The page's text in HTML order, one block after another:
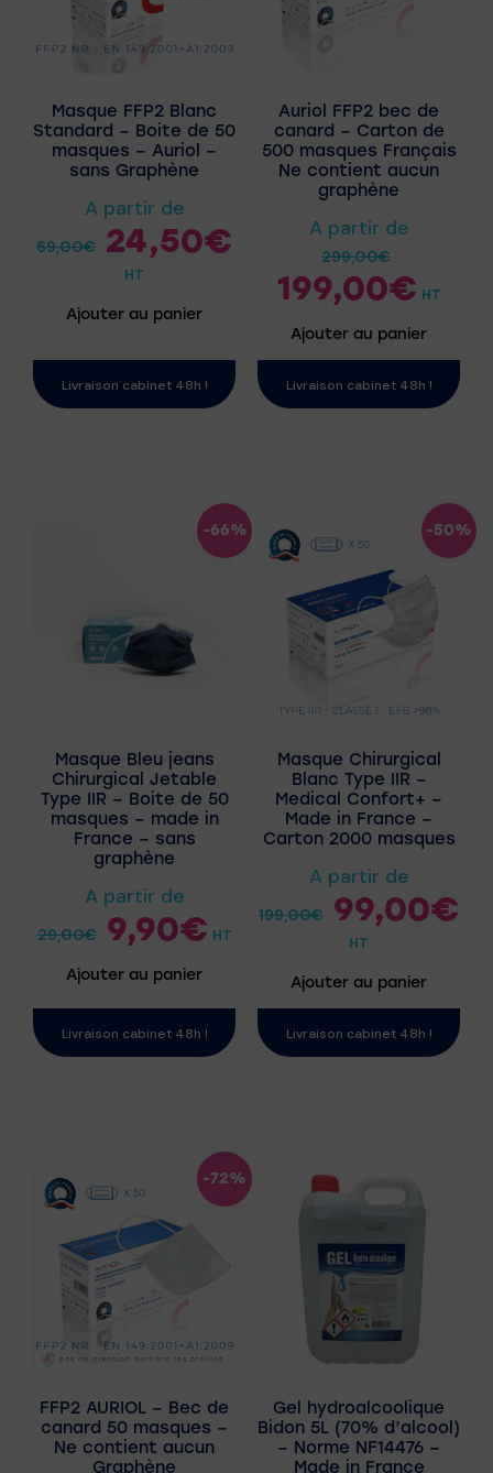
Masque FFP2 Blanc
Standard – Boite de 50
masques – Auriol –
sans Graphène
A partir de
69,00€ 24,50€
HT
Ajouter au panier
Livraison cabinet 48h !
Auriol FFP2 bec de
canard – Carton de
500 masques Français
Ne contient aucun
graphène
A partir de
299,00€
199,00€ HT
Ajouter au panier
Livraison cabinet 48h !
-66%
Masque Bleu jeans
Chirurgical Jetable
Type IIR – Boite de 50
masques – made in
France – sans
graphène
A partir de
29,00€ 9,90€ HT
Ajouter au panier
Livraison cabinet 48h !
-50%
Masque Chirurgical
Blanc Type IIR –
Medical Confort+ –
Made in France –
Carton 2000 masques
A partir de
199,00€ 99,00€
HT
Ajouter au panier
Livraison cabinet 48h !
-72%
FFP2 AURIOL – Bec de
canard 50 masques –
Ne contient aucun
Graphène
Gel hydroalcoolique
Bidon 5L (70% d’alcool)
– Norme NF14476 –
Made in France